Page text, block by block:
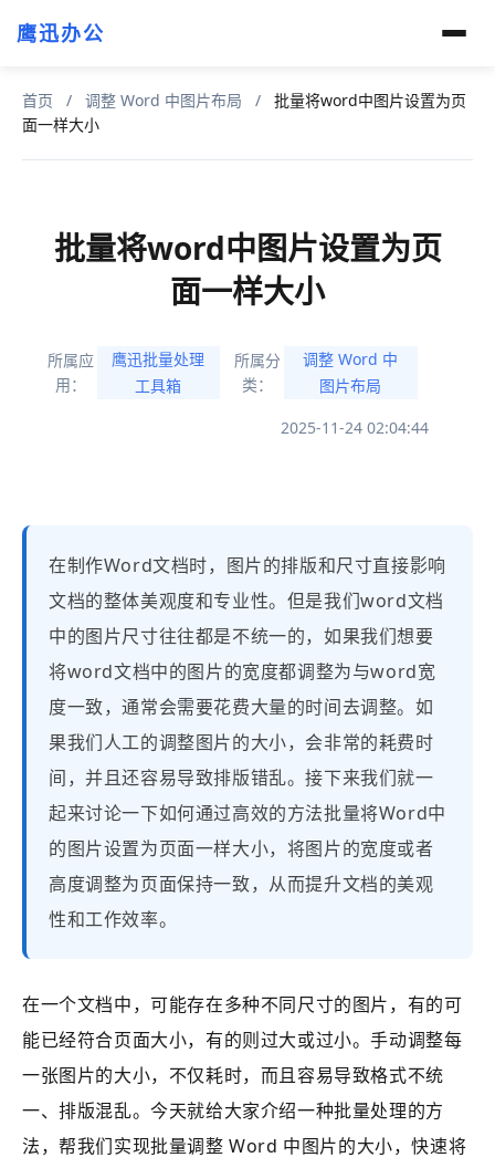
鹰迅办公
首页 / 调整 Word 中图片布局 /
批量将word中图片设置为页
面一样大小
批量将word中图片设置为页
面一样大小
所属应
用：
鹰迅批量处理
工具箱
所属分
类：
调整 Word 中
图片布局
2025-11-24 02:04:44
在制作Word文档时，图片的排版和尺寸直接影响
文档的整体美观度和专业性。但是我们word文档
中的图片尺寸往往都是不统一的，如果我们想要
将word文档中的图片的宽度都调整为与word宽
度一致，通常会需要花费大量的时间去调整。如
果我们人工的调整图片的大小，会非常的耗费时
间，并且还容易导致排版错乱。接下来我们就一
起来讨论一下如何通过高效的方法批量将Word中
的图片设置为页面一样大小，将图片的宽度或者
高度调整为页面保持一致，从而提升文档的美观
性和工作效率。
在一个文档中，可能存在多种不同尺寸的图片，有的可
能已经符合页面大小，有的则过大或过小。手动调整每
一张图片的大小，不仅耗时，而且容易导致格式不统
一、排版混乱。今天就给大家介绍一种批量处理的方
法，帮我们实现批量调整 Word 中图片的大小，快速将